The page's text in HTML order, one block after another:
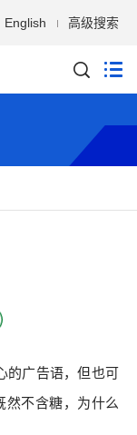
English 高级搜索
广告语，但也可
然不含糖，为什么